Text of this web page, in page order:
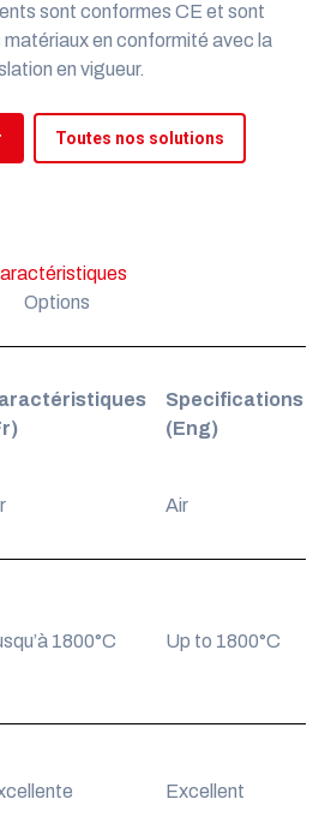
sont conformes CE et sont
en conformité avec la
en vigueur.
Toutes nos solutions
Options
Specifications
(Eng)
Air
1800°C Up to 1800°C
Excellent